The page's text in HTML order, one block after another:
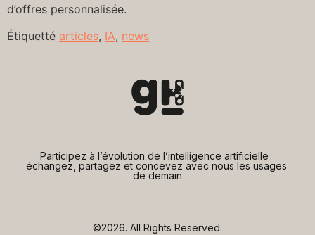
d’offres personnalisée.
Étiquetté articles, IA, news
Participez à l’évolution de l’intelligence artificielle :
échangez, partagez et concevez avec nous les usages
de demain
©2026. All Rights Reserved.